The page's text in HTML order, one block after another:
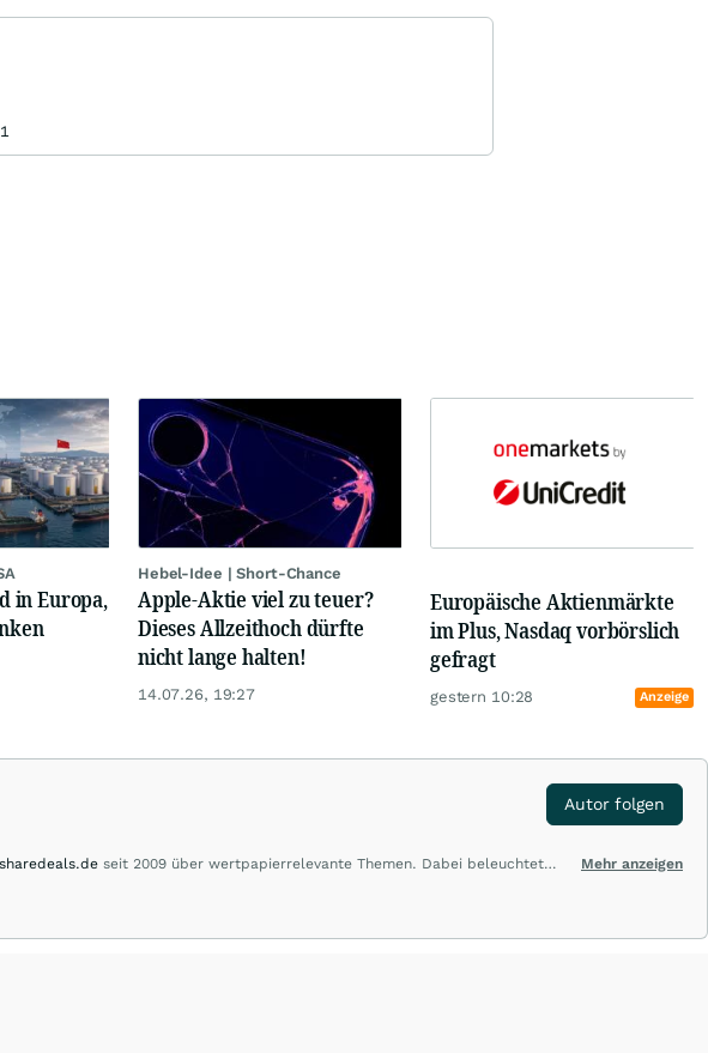
in Europa,
Hebel-Idee | Short-Chance
Apple-Aktie viel zu teuer?
Dieses Allzeithoch dürfte
nicht lange halten!
14.07.26, 19:27
Europäische Aktienmärkte
im Plus, Nasdaq vorbörslich
gefragt
gestern 10:28 Anzeige
Autor folgen
Mehr anzeigen
seit 2009 über wertpapierrelevante Themen. Dabei beleuchtet